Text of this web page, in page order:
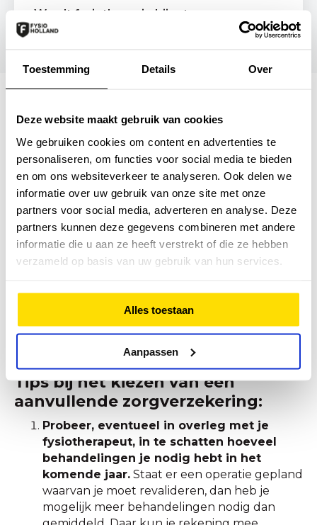
Toestemming Details Over
Deze website maakt gebruik van cookies
We gebruiken cookies om content en advertenties te
personaliseren, om functies voor social media te bieden
en om ons websiteverkeer te analyseren. Ook delen we
informatie over uw gebruik van onze site met onze
partners voor social media, adverteren en analyse. Deze
partners kunnen deze gegevens combineren met andere
informatie die u aan ze heeft verstrekt of die ze hebben
verzameld op basis van uw gebruik van hun services.
Alles toestaan
Aanpassen
Wordt fysiotherapie bij artrose aan
de knie of heup vergoed?
De juiste zorgverzekering kiezen
Zes weken voor het eind van het jaar maken alle
zorgverzekeraars hun nieuwe premies bekend.
Het is dan goed om even kritisch te kijken of je
huidige zorgverzekering nog past bij je situatie.
Verwacht je hogere kosten in het nieuwe jaar voor
bepaalde zorg? Kijk dan goed of dit door de
basisverzekering wordt gedekt of dat je een
(andere) aanvullende verzekering nodig hebt.
Uiterlijk 31 december kun je je oude
Heb je nog vragen? Bekijkhierde veelgestelde
vragen.
Tips bij het kiezen van een
aanvullende zorgverzekering:
Probeer, eventueel in overleg met je
fysiotherapeut, in te schatten hoeveel
behandelingen je nodig hebt in het
komende jaar. Staat er een operatie gepland
waarvan je moet revalideren, dan heb je
mogelijk meer behandelingen nodig dan